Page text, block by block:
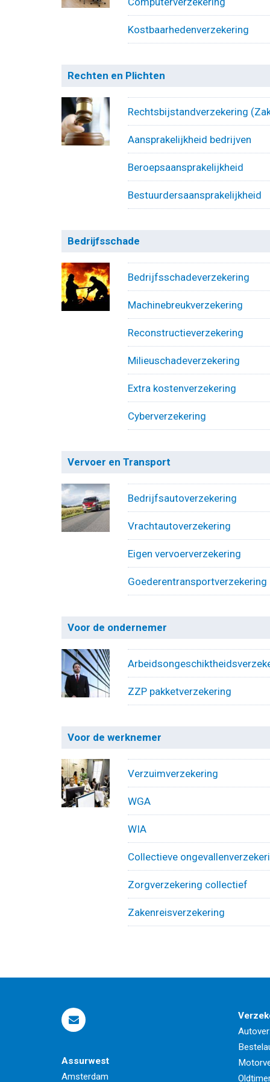
Kostbaarhedenverzekering
Rechten en Plichten
Rechtsbijstandverzekering
Aansprakelijkheid bedrijven
Beroepsaansprakelijkheid
Bestuurdersaansprakelijkheid
Bedrijfsschade
Bedrijfsschadeverzekering
Machinebreukverzekering
Reconstructieverzekering
Milieuschadeverzekering
Extra kostenverzekering
Cyberverzekering
Vervoer en Transport
Bedrijfsautoverzekering
Vrachtautoverzekering
Eigen vervoerverzekering
Goederentransportverzekering
Voor de ondernemer
ZZP pakketverzekering
Voor de werknemer
Verzuimverzekering
WGA
WIA
Collectieve
Zorgverzekering collectief
Zakenreisverzekering
Assurwest
Amsterdam